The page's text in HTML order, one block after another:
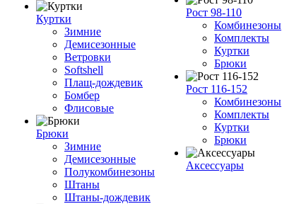
Куртки
Зимние
Демисезонные
Ветровки
Softshell
Плащ-дождевик
Бомбер
Флисовые
Брюки
Зимние
Демисезонные
Полукомбинезоны
Штаны
Штаны-дождевик
Рост 98-110
Комбинезоны
Комплекты
Куртки
Брюки
Рост 116-152
Комбинезоны
Комплекты
Куртки
Брюки
Аксессуары